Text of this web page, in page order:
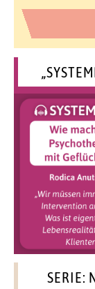
SERIE: